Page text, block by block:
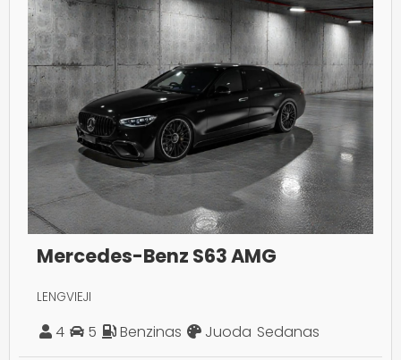
Mercedes-Benz S63 AMG
LENGVIEJI
4 5 Benzinas Juoda Sedanas